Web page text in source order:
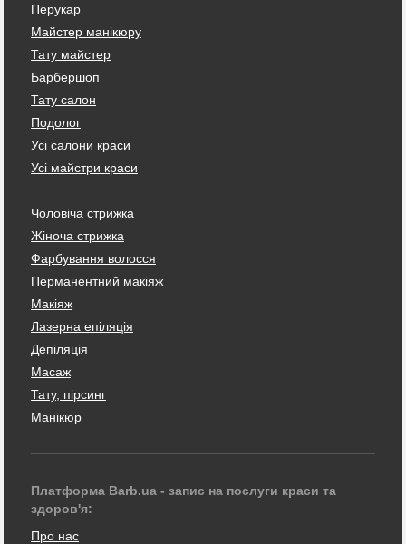
Перукар
Майстер манікюру
Тату майстер
Барбершоп
Тату салон
Подолог
Усі салони краси
Усі майстри краси
Чоловіча стрижка
Жіноча стрижка
Фарбування волосся
Перманентний макіяж
Макіяж
Лазерна епіляція
Депіляція
Масаж
Тату, пірсинг
Манікюр
Платформа Barb.ua - запис на послуги краси та
здоров'я:
Про нас